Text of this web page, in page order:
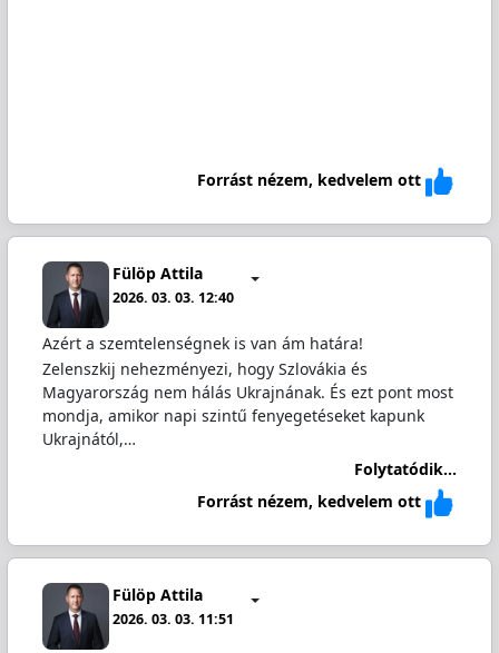
Forrást nézem, kedvelem ott
Fülöp Attila
2026. 03. 03. 12:40
Azért a szemtelenségnek is van ám határa!
Zelenszkij nehezményezi, hogy Szlovákia és
Magyarország nem hálás Ukrajnának. És ezt pont most
mondja, amikor napi szintű fenyegetéseket kapunk
Ukrajnától,…
Folytatódik...
Forrást nézem, kedvelem ott
Fülöp Attila
2026. 03. 03. 11:51